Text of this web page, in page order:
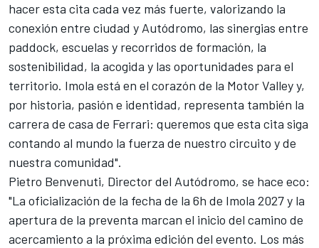
hacer esta cita cada vez más fuerte, valorizando la
conexión entre ciudad y Autódromo, las sinergias entre
paddock, escuelas y recorridos de formación, la
sostenibilidad, la acogida y las oportunidades para el
territorio. Imola está en el corazón de la Motor Valley y,
por historia, pasión e identidad, representa también la
carrera de casa de Ferrari: queremos que esta cita siga
contando al mundo la fuerza de nuestro circuito y de
nuestra comunidad".
Pietro Benvenuti, Director del Autódromo, se hace eco:
"La oficialización de la fecha de la 6h de Imola 2027 y la
apertura de la preventa marcan el inicio del camino de
acercamiento a la próxima edición del evento. Los más